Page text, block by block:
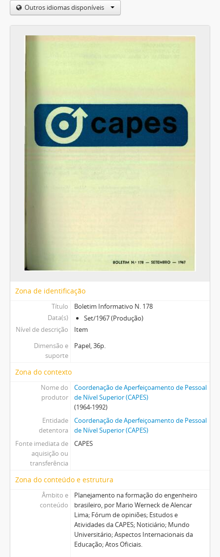
Outros idiomas disponíveis
Zona de identificação
Título
Boletim Informativo N. 178
Data(s)
Set/1967 (Produção)
Nível de descrição
Item
Dimensão e
suporte
Papel, 36p.
Zona do contexto
Nome do
produtor
Coordenação de Aperfeiçoamento de Pessoal
de Nível Superior (CAPES)
(1964-1992)
Entidade
detentora
Coordenação de Aperfeiçoamento de Pessoal
de Nível Superior (CAPES)
Fonte imediata de
aquisição ou
transferência
CAPES
Zona do conteúdo e estrutura
Âmbito e
conteúdo
Planejamento na formação do engenheiro
brasileiro, por Mario Werneck de Alencar
Lima; Fórum de opiniões; Estudos e
Atividades da CAPES; Noticiário; Mundo
Universitário; Aspectos Internacionais da
Educação; Atos Oficiais.